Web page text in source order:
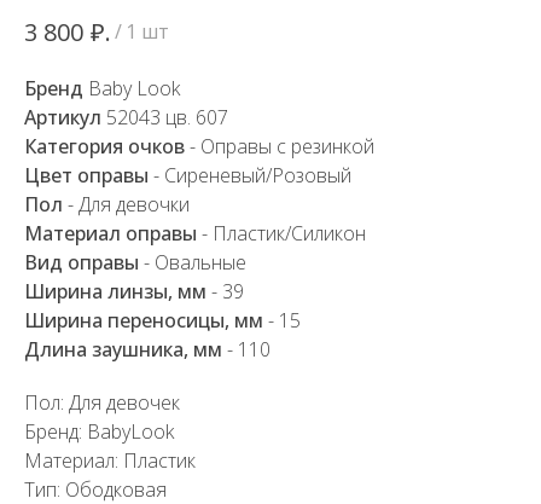
3 800 ₽. / 1 шт
Бренд Baby Look
Артикул 52043 цв. 607
Категория очков- Оправы с резинкой
Цвет оправы - Сиреневый/Розовый
Пол - Для девочки
Материал оправы - Пластик/Силикон
Вид оправы - Овальные
Ширина линзы, мм - 39
Ширина переносицы, мм - 15
Длина заушника, мм - 110
Пол: Для девочек
Бренд: BabyLook
Материал: Пластик
Тип: Ободковая